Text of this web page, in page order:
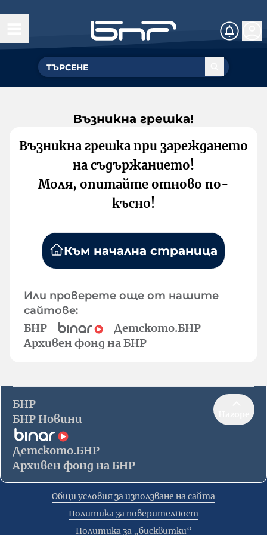
Възникна грешка!
Възникна грешка при зареждането
на съдържанието!
Моля, опитайте отново по-
късно!
Към начална страница
Или проверете още от нашите
сайтове:
БНР
Детското.БНР
Архивен фонд на БНР
БНР
БНР Новини
Детското.БНР
Архивен фонд на БНР
Общи условия за използване на сайта
Политика за поверителност
Политика за „бисквитки“